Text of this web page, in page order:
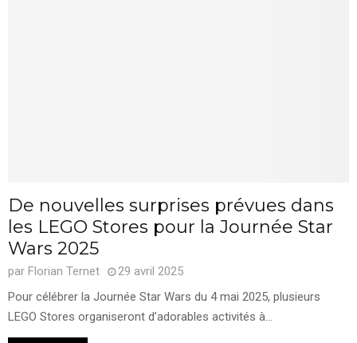
De nouvelles surprises prévues dans
les LEGO Stores pour la Journée Star
Wars 2025
par Florian Ternet
29 avril 2025
Pour célébrer la Journée Star Wars du 4 mai 2025, plusieurs
LEGO Stores organiseront d’adorables activités à...